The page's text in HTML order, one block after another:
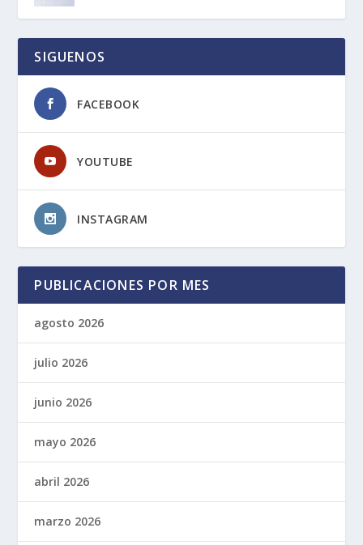
SIGUENOS
FACEBOOK
YOUTUBE
INSTAGRAM
PUBLICACIONES POR MES
agosto 2026
julio 2026
junio 2026
mayo 2026
abril 2026
marzo 2026